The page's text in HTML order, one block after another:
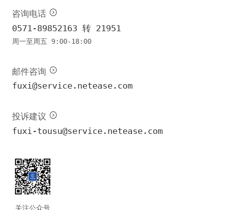
咨询电话
0571-89852163 转 21951
周一至周五 9:00-18:00
邮件咨询
fuxi@service.netease.com
投诉建议
fuxi-tousu@service.netease.com
关注公众号